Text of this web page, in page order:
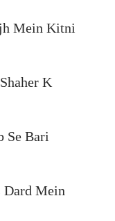
Mein Kitni
K
Se Bari
Dard Mein